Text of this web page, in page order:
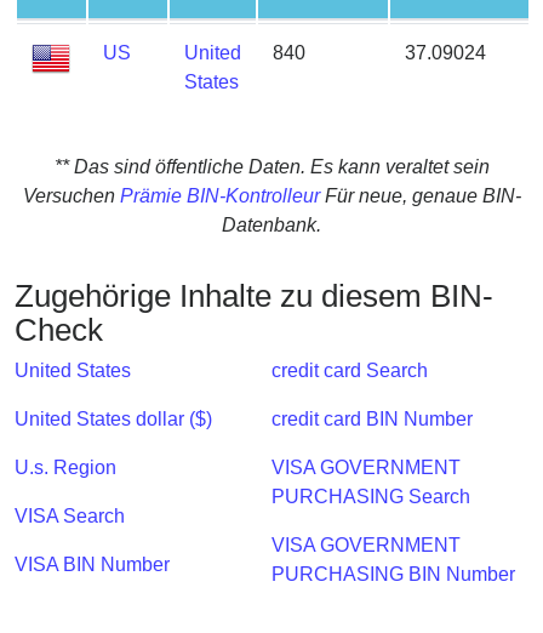
What
is
My
IP
IP
BIN
Checker
/
US
United
States
840 37.09024
** Das sind öffentliche Daten. Es kann veraltet sein
Versuchen Prämie BIN-KontrolleurFür neue, genaue BIN-
Datenbank.
Zugehörige Inhalte zu diesem BIN-
Check
United States
United States dollar ($)
U.s. Region
VISA Search
VISA BIN Number
credit card Search
credit card BIN Number
VISA GOVERNMENT
PURCHASING Search
VISA GOVERNMENT
PURCHASING BIN Number